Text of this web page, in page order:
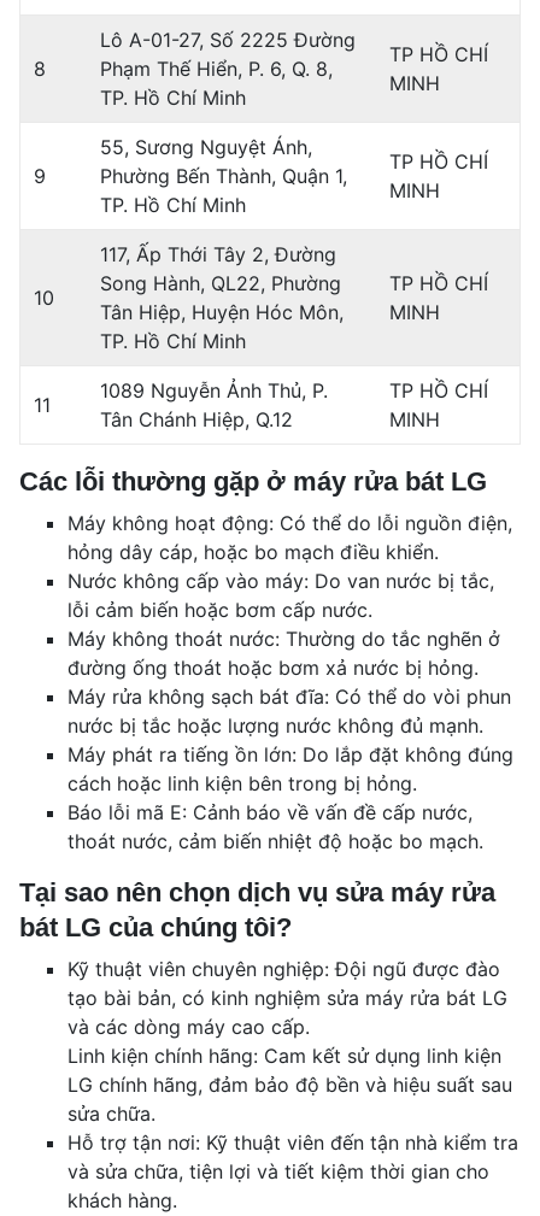
8
Lô A-01-27, Số 2225 Đường
Phạm Thế Hiển, P. 6, Q. 8,
TP. Hồ Chí Minh
TP HỒ CHÍ
MINH
9
55, Sương Nguyệt Ánh,
Phường Bến Thành, Quận 1,
TP. Hồ Chí Minh
TP HỒ CHÍ
MINH
10
117, Ấp Thới Tây 2, Đường
Song Hành, QL22, Phường
Tân Hiệp, Huyện Hóc Môn,
TP. Hồ Chí Minh
TP HỒ CHÍ
MINH
11
1089 Nguyễn Ảnh Thủ, P.
Tân Chánh Hiệp, Q.12
TP HỒ CHÍ
MINH
Các lỗi thường gặp ở máy rửa bát LG
Máy không hoạt động: Có thể do lỗi nguồn điện,
hỏng dây cáp, hoặc bo mạch điều khiển.
Nước không cấp vào máy: Do van nước bị tắc,
lỗi cảm biến hoặc bơm cấp nước.
Máy không thoát nước: Thường do tắc nghẽn ở
đường ống thoát hoặc bơm xả nước bị hỏng.
Máy rửa không sạch bát đĩa: Có thể do vòi phun
nước bị tắc hoặc lượng nước không đủ mạnh.
Máy phát ra tiếng ồn lớn: Do lắp đặt không đúng
cách hoặc linh kiện bên trong bị hỏng.
Báo lỗi mã E: Cảnh báo về vấn đề cấp nước,
thoát nước, cảm biến nhiệt độ hoặc bo mạch.
Tại sao nên chọn dịch vụ sửa máy rửa
bát LG của chúng tôi?
Kỹ thuật viên chuyên nghiệp: Đội ngũ được đào
tạo bài bản, có kinh nghiệm sửa máy rửa bát LG
và các dòng máy cao cấp.
Linh kiện chính hãng: Cam kết sử dụng linh kiện
LG chính hãng, đảm bảo độ bền và hiệu suất sau
sửa chữa.
Hỗ trợ tận nơi: Kỹ thuật viên đến tận nhà kiểm tra
và sửa chữa, tiện lợi và tiết kiệm thời gian cho
khách hàng.